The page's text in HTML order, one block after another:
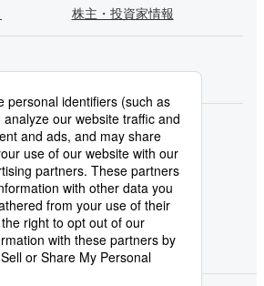
株主・投資家情報
メディアポリシー個人情報保護方針
合わせサイトマップ